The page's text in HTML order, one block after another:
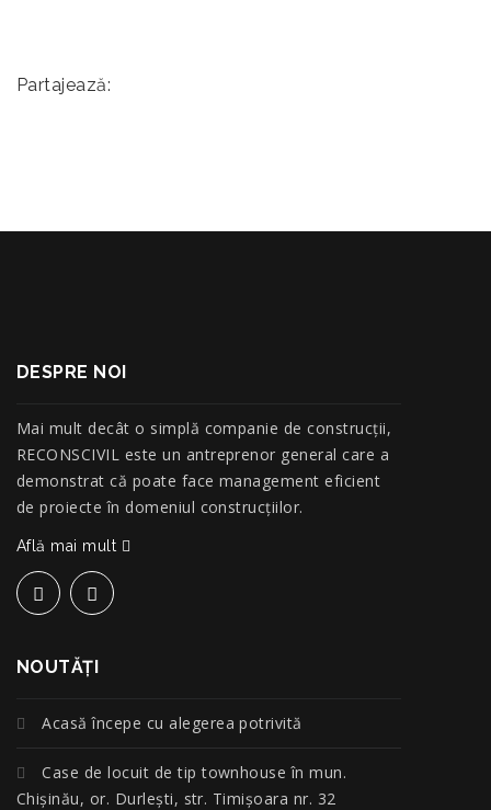
Partajează:
DESPRE NOI
Mai mult decât o simplă companie de construcţii,
RECONSCIVIL este un antreprenor general care a
demonstrat că poate face management eficient
de proiecte în domeniul construcțiilor.
Află mai mult
NOUTĂŢI
Acasă începe cu alegerea potrivită
Case de locuit de tip townhouse în mun.
Chișinău, or. Durlești, str. Timișoara nr. 32